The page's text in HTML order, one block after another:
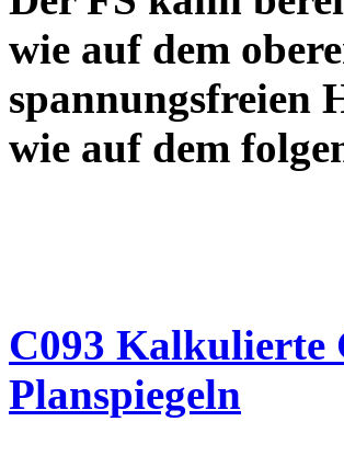
wie auf dem
spannungsfreien
wie auf dem
C093 Kalkulierte
Planspiegeln